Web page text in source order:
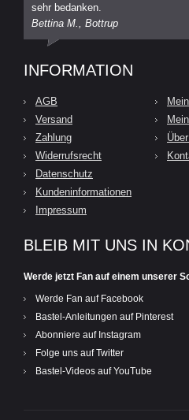
sehr bedanken.
Bettina M., Bottrup
INFORMATION
AGB
Versand
Zahlung
Widerrufsrecht
Datenschutz
Kundeninformationen
Impressum
BLEIB MIT UNS IN
Werde jetzt Fan auf einem unserer
Werde Fan auf Facebook
Bastel-Anleitungen auf Pinterest
Abonniere auf Instagram
Folge uns auf Twitter
Bastel-Videos auf YouTube